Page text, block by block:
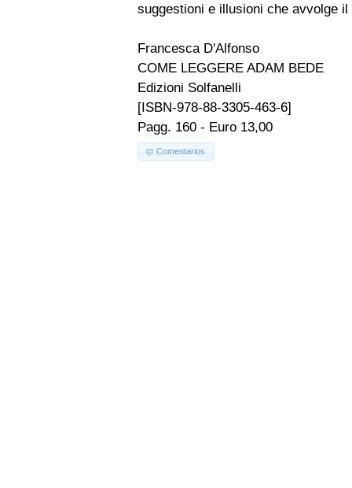
suggestioni e illusioni che avvolge il
Francesca D'Alfonso
COME LEGGERE ADAM BEDE
Edizioni Solfanelli
[ISBN-978-88-3305-463-6]
Pagg. 160 - Euro 13,00
Comentarios